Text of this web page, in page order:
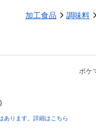
加工食品 調味料
ポケ
あります。詳細はこちら